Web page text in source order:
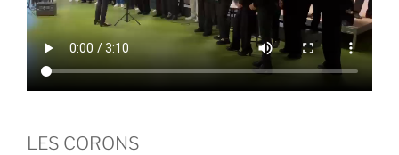
LES CORONS